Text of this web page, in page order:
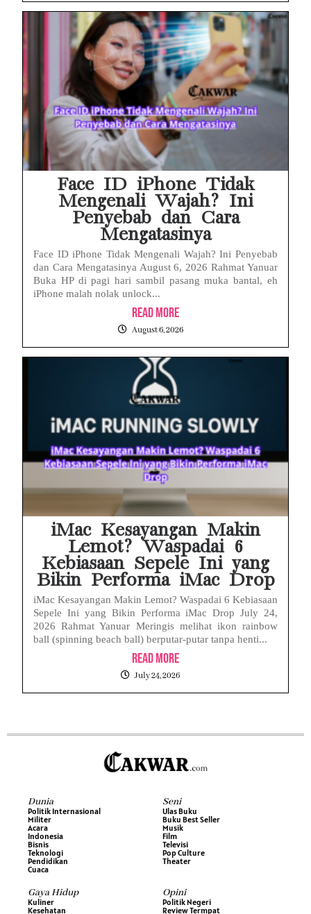
Face ID iPhone Tidak
Mengenali Wajah? Ini
Penyebab dan Cara
Mengatasinya
Face ID iPhone Tidak Mengenali Wajah? Ini Penyebab
dan Cara Mengatasinya August 6, 2026 Rahmat Yanuar
Buka HP di pagi hari sambil pasang muka bantal, eh
iPhone malah nolak unlock...
Read More
August 6, 2026
iMac Kesayangan Makin
Lemot? Waspadai 6
Kebiasaan Sepele Ini yang
Bikin Performa iMac Drop
iMac Kesayangan Makin Lemot? Waspadai 6 Kebiasaan
Sepele Ini yang Bikin Performa iMac Drop July 24,
2026 Rahmat Yanuar Meringis melihat ikon rainbow
ball (spinning beach ball) berputar-putar tanpa henti...
Read More
July 24, 2026
Dunia
Politik Internasional
Militer
Acara
Indonesia
Bisnis
Teknologi
Pendidikan
Cuaca
Seni
Ulas Buku
Buku Best Seller
Musik
Film
Televisi
Pop Culture
Theater
Gaya Hidup
Kuliner
Kesehatan
Opini
Politik Negeri
Review Termpat